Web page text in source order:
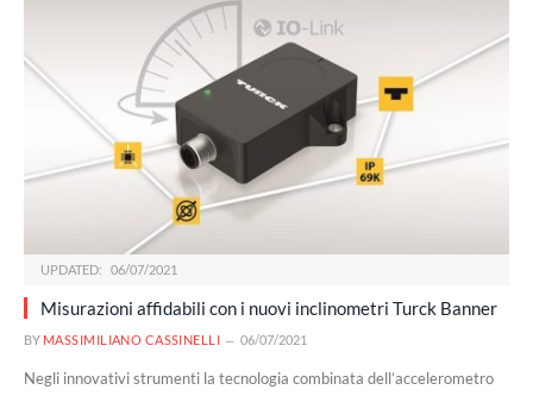
UPDATED: 06/07/2021
Misurazioni affidabili con i nuovi inclinometri Turck Banner
BY MASSIMILIANO CASSINELLI 06/07/2021
Negli innovativi strumenti la tecnologia combinata dell’accelerometro